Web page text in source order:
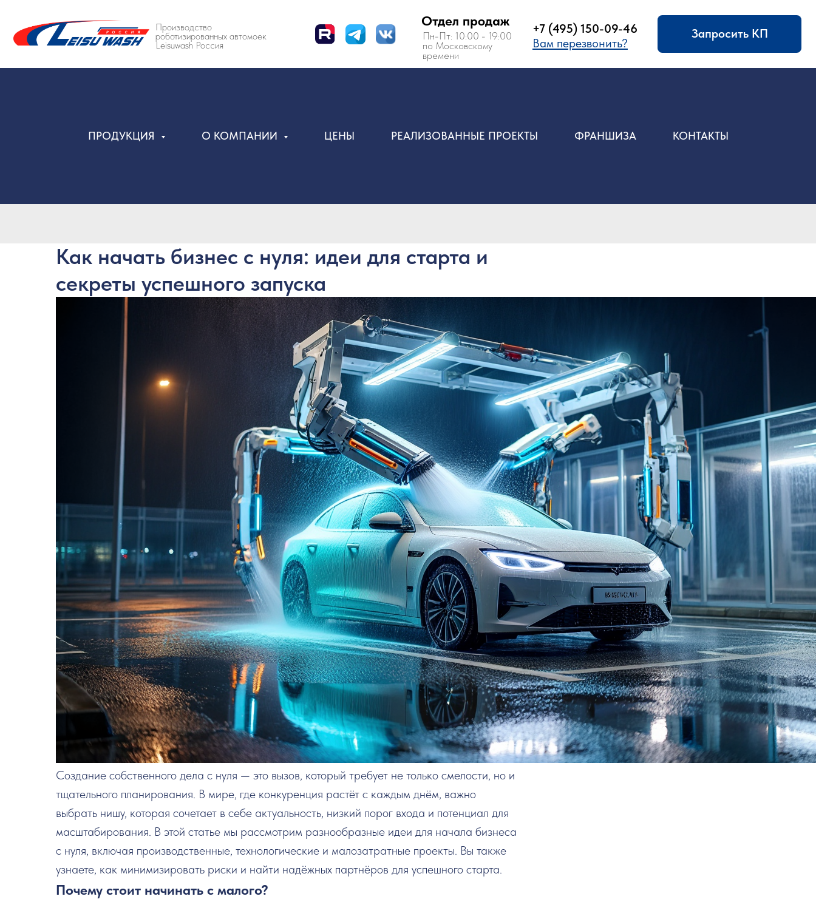
Производство
роботизированных автомоек
Leisuwash Россия
+7 (495) 150-09-46
Отдел продаж
Пн-Пт: 10:00 - 19:00
по Московскому
Вам перезвонить?
Запросить КП
ПРОДУКЦИЯ О КОМПАНИИ ЦЕНЫ РЕАЛИЗОВАННЫЕ ПРОЕКТЫ ФРАНШИЗА КОНТАКТЫ
Как начать бизнес с нуля: идеи для старта и
секреты успешного запуска
Создание собственного дела с нуля — это вызов, который требует не только смелости, но и
тщательного планирования. В мире, где конкуренция растёт с каждым днём, важно
выбрать нишу, которая сочетает в себе актуальность, низкий порог входа и потенциал для
масштабирования. В этой статье мы рассмотрим разнообразные идеи для начала бизнеса
с нуля, включая производственные, технологические и малозатратные проекты. Вы также
узнаете, как минимизировать риски и найти надёжных партнёров для успешного старта.
Почему стоит начинать с малого?